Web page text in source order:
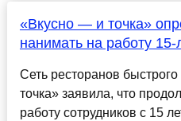
«Вкусно — и точка»
нанимать на работу 15-
Сеть ресторанов
точка» заявила, что
работу сотрудников с 15